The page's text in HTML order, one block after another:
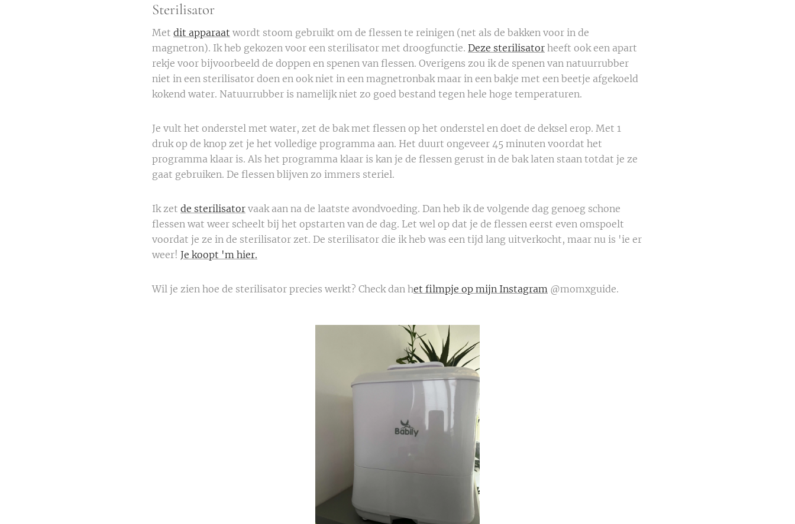
Sterilisator
Met dit apparaat wordt stoom gebruikt om de flessen te reinigen (net als de bakken voor in de
magnetron). Ik heb gekozen voor een sterilisator met droogfunctie. Deze sterilisator heeft ook een apart
rekje voor bijvoorbeeld de doppen en spenen van flessen. Overigens zou ik de spenen van natuurrubber
niet in een sterilisator doen en ook niet in een magnetronbak maar in een bakje met een beetje afgekoeld
kokend water. Natuurrubber is namelijk niet zo goed bestand tegen hele hoge temperaturen.
Je vult het onderstel met water, zet de bak met flessen op het onderstel en doet de deksel erop. Met 1
druk op de knop zet je het volledige programma aan. Het duurt ongeveer 45 minuten voordat het
programma klaar is. Als het programma klaar is kan je de flessen gerust in de bak laten staan totdat je ze
gaat gebruiken. De flessen blijven zo immers steriel.
Ik zet de sterilisator vaak aan na de laatste avondvoeding. Dan heb ik de volgende dag genoeg schone
flessen wat weer scheelt bij het opstarten van de dag. Let wel op dat je de flessen eerst even omspoelt
voordat je ze in de sterilisator zet. De sterilisator die ik heb was een tijd lang uitverkocht, maar nu is 'ie er
weer! Je koopt 'm hier.
Wil je zien hoe de sterilisator precies werkt? Check dan het filmpje op mijn Instagram @momxguide.